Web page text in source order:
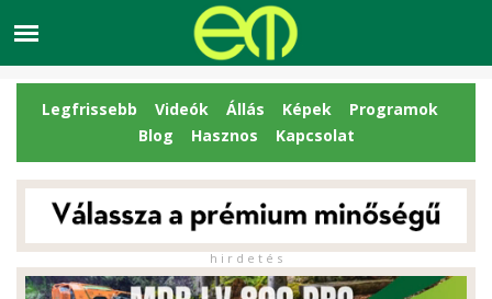
Legfrissebb Videók Állás Képek
Programok
Blog
Hasznos Kapcsolat
h i r d e t é s